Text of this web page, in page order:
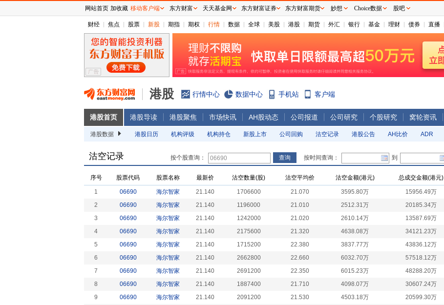
财经 焦点 股票 新股 期指 期权 行情 数据 全球 美股 港股 期货 外汇 银行 基金 理财 债券 直播
港股 行情中心 数据中心 手机站 客户端
港股首页 港股导读 港股聚焦 市场快讯 AH股动态 公司报道 公司研究 个股研究 窝轮资讯
港股数据 港股日历 机构评级 机构持仓 新股上市 公司回购 沽空记录 港股公告 AH比价 ADR
沽空记录 按个股查询： 按时间查询： 到
序号 股票代码 股票名称 最新价 沽空数量(股) 沽空平均价 沽空金额(港元) 总成交金额(港元)
1 06690 海尔智家 21.140 1706600 21.070 3595.80万 15956.49万
2
06690 海尔智家 21.140 1196000 21.010 2512.31万 20185.34万
3
06690 海尔智家 21.140 1242000 21.020 2610.14万 13587.69万
4
06690 海尔智家 21.140 2175600 21.320 4638.08万 34121.23万
5
06690 海尔智家 21.140 1715200 22.380 3837.77万 43836.12万
6
06690 海尔智家 21.140 2662800 22.660 6032.70万 57518.12万
7
06690 海尔智家 21.140 2691200 22.350 6015.23万 48288.20万
8
06690 海尔智家 21.140 1887400 21.710 4098.07万 30607.24万
9
06690 海尔智家 21.140 2091200 21.530 4503.18万 20599.30万
网站首页 加收藏 移动客户端 东方财富 天天基金网 东方财富证券 东方财富期货 妙想 Choice数据 股吧